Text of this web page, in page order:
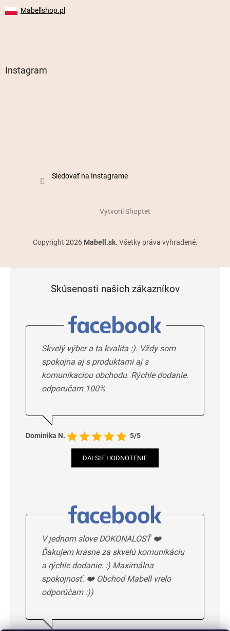
Mabellshop.pl
Instagram
Sledovať na Instagrame
Vytvoril Shoptet
Copyright 2026 Mabell.sk. Všetky práva vyhradené.
Skúsenosti našich zákazníkov
Skvelý výber a ta kvalita :). Vždy som
spokojna aj s produktami aj s
komunikaciou obchodu. Rýchle dodanie.
odporučam 100%
Dominika N. 5/5
DALSIE HODNOTENIE
V jednom slove DOKONALOSŤ ❤️
Ďakujem krásne za skvelú komunikáciu
a rýchle dodanie. :) Maximálna
spokojnosť. ❤️ Obchod Mabell vrelo
odporúčam :))